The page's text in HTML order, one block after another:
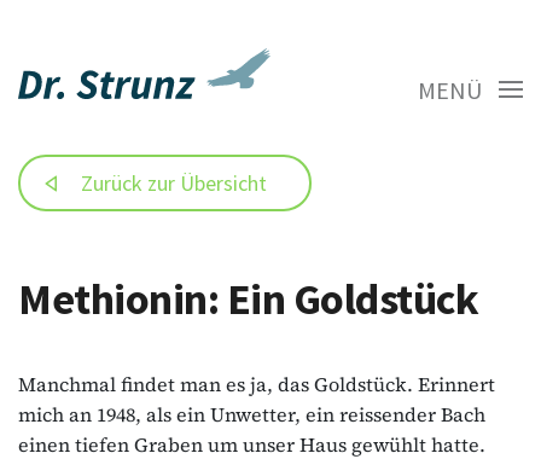
MENÜ
Zurück zur Übersicht
Methionin: Ein Goldstück
Manchmal findet man es ja, das Goldstück. Erinnert
mich an 1948, als ein Unwetter, ein reissender Bach
einen tiefen Graben um unser Haus gewühlt hatte.